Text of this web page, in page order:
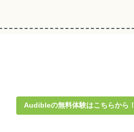
Audibleの無料体験はこちらから！